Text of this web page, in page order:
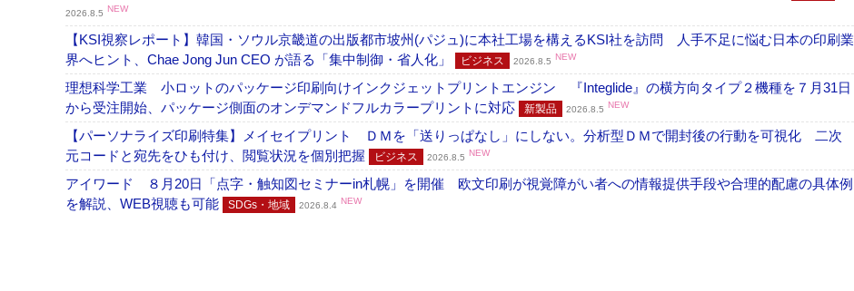
2026.8.5 NEW
【KSI視察レポート】韓国・ソウル京畿道の出版都市坡州(パジュ)に本社工場を構えるKSI社を訪問 人手不足に悩む日本の印刷業
界へヒント、Chae Jong Jun CEO が語る「集中制御・省人化」
ビジネス 2026.8.5 NEW
理想科学工業 小ロットのパッケージ印刷向けインクジェットプリントエンジン 『Integlide』の横方向タイプ２機種を７月31日
から受注開始、パッケージ側面のオンデマンドフルカラープリントに対応
新製品 2026.8.5 NEW
【パーソナライズ印刷特集】メイセイプリント ＤＭを「送りっぱなし」にしない。分析型ＤＭで開封後の行動を可視化 二次
元コードと宛先をひも付け、閲覧状況を個別把握
ビジネス 2026.8.5 NEW
アイワード ８月20日「点字・触知図セミナーin札幌」を開催 欧文印刷が視覚障がい者への情報提供手段や合理的配慮の具体例
を解説、WEB視聴も可能
SDGs・地域 2026.8.4 NEW